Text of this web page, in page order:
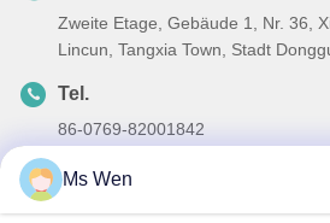
Zweite Etage, Gebäude 1, Nr. 36,
Lincun, Tangxia Town, Stadt
Tel.
86-0769-82001842
E-Mail-Adresse
hendar@hendar.com.cn
Ms Wen